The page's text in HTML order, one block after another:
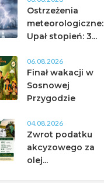
Ostrzeżenia
meteorologiczne:
Upał stopień: 3...
06.08.2026
Finał wakacji w
Sosnowej
Przygodzie
04.08.2026
Zwrot podatku
akcyzowego za
olej...